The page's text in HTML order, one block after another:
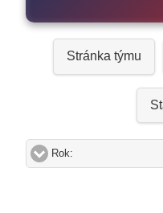
Stránka týmu
Rok: